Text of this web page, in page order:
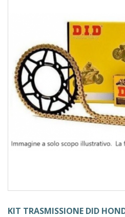
KIT TRASMISSIONE DID